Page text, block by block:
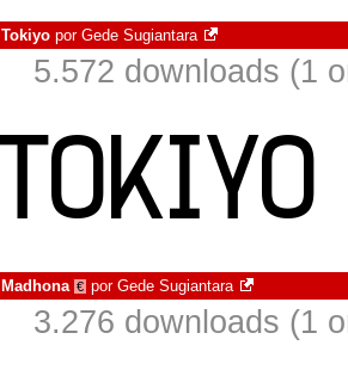
Tokiyo por Gede Sugiantara
5.572 downloads (1
Madhona € por Gede Sugiantara
3.276 downloads (1